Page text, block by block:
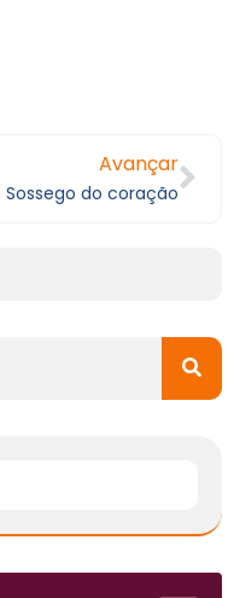
Avançar
Sossego do coração